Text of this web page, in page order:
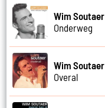
Wim Soutaer
Onderweg
Wim Soutaer
Overal